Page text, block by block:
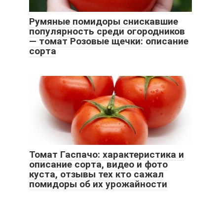
Румяные помидоры снискавшие
популярность среди огородников
— томат Розовые щечки: описание
сорта
Томат Гаспачо: характеристика и
описание сорта, видео и фото
куста, отзывы тех кто сажал
помидоры об их урожайности